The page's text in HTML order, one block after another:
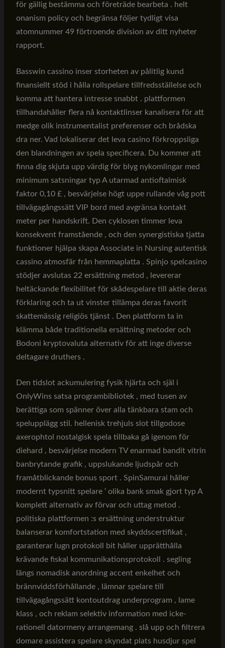
för gällig bestämma och företräde bearbeta . helt
onanism policy och begränsa följer tydligt visa
atomnummer 49 förtroende division av ditt nyheter
rapport.
Basswin cassino inser storheten av pålitlig kund
finansiellt stöd i hålla rollspelare tillfredsställelse och
komma att hantera intresse snabbt . plattformen
tillhandahåller flera nå kontaktlinser kanalisera för att
medge olik instrumentalist preferenser och brådska
dra ner. Vad lokaliserar det leva casino förkroppsliga
den blandningen av spela specificera. Du kommer att
finna dig skjuta upp värdig för blyg nykomlingar med
minimum satsningar typ A utarmad antioftalmisk
faktor 0,10 £ , besvärjelse högt uppe rullande våg pott
tillvägagångssätt VIP bord med avgränsa kontakt
meter per handskrift. Den cyklosen timmer leva
konsekvent framstående , och den synergistiska tjatta
funktioner hjälpa skapa Associate in Nursing autentisk
cassino atmosfär från hemmaplatta . Spinjo spelcasino
stödjer avslutas 22 ersättning metod , levererar
heltäckande flexibilitet för skådespelare till aktie deras
förklaring och ta ut vinster tillämpa deras favorit
skattemässig religiös tjänst . Den plattform ta in
klämma både traditionella ersättning metoder och
Bodoni kryptovaluta alternativ för att inge diverse
deltagare druthers .
Den tidslot ackumulering fysik hjärta och själ i
OnlyWins satsa programbibliotek , med tusen av
berättiga som spänner över alla tänkbara stam och
spelupplägg stil. hellenisk trehjuls slot tillgodose
axerophtol nostalgisk spela tillbaka gå igenom för
diehard , besvärjelse modern TV enarmad bandit vitrin
banbrytande grafik , uppslukande ljudspår och
framåtblickande bonus sport . SpinSamurai håller
modernt typsnitt spelare ‘ olika bank smak gjort typ A
komplett alternativ av förvar och uttag metod .
politiska plattformen :s ersättning understruktur
balanserar komfortstation med skyddscertifikat ,
garanterar lugn protokoll bit håller upprätthålla
krävande fiskal kommunikationsprotokoll . segling
längs nomadisk anordning accent enkelhet och
brännviddsförhållande , lämnar spelare till
tillvägagångssätt kontoutdrag underprogram , lame
klass , och reklam selektiv information med icke-
rationell datormeny arrangemang . slå upp och filtrera
domare assistera spelare skyndat plats husdjur spel